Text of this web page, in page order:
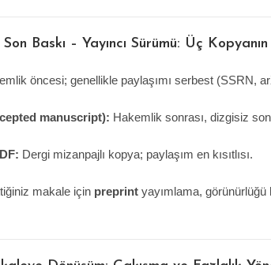
Baskı – Yayıncı Sürümü: Üç Kopyanın
öncesi; genellikle paylaşımı serbest (SSRN,
manuscript): Hakemlik sonrası, dizgisiz
Dergi mizanpajlı kopya; paylaşım en kısıtlısı.
makale için preprint yayımlama, görünürlüğü